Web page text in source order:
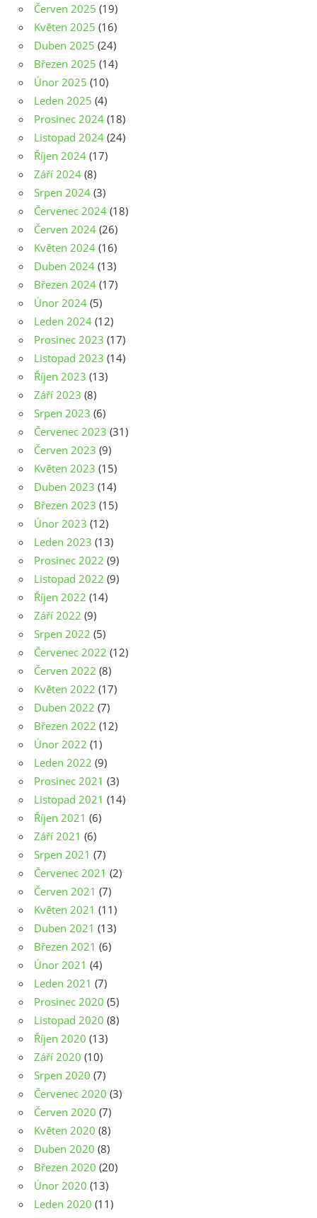
Červen 2025 (19)
Květen 2025 (16)
Duben 2025 (24)
Březen 2025 (14)
Únor 2025 (10)
Leden 2025 (4)
Prosinec 2024 (18)
Listopad 2024 (24)
Říjen 2024 (17)
Září 2024 (8)
Srpen 2024 (3)
Červenec 2024 (18)
Červen 2024 (26)
Květen 2024 (16)
Duben 2024 (13)
Březen 2024 (17)
Únor 2024 (5)
Leden 2024 (12)
Prosinec 2023 (17)
Listopad 2023 (14)
Říjen 2023 (13)
Září 2023 (8)
Srpen 2023 (6)
Červenec 2023 (31)
Červen 2023 (9)
Květen 2023 (15)
Duben 2023 (14)
Březen 2023 (15)
Únor 2023 (12)
Leden 2023 (13)
Prosinec 2022 (9)
Listopad 2022 (9)
Říjen 2022 (14)
Září 2022 (9)
Srpen 2022 (5)
Červenec 2022 (12)
Červen 2022 (8)
Květen 2022 (17)
Duben 2022 (7)
Březen 2022 (12)
Únor 2022 (1)
Leden 2022 (9)
Prosinec 2021 (3)
Listopad 2021 (14)
Říjen 2021 (6)
Září 2021 (6)
Srpen 2021 (7)
Červenec 2021 (2)
Červen 2021 (7)
Květen 2021 (11)
Duben 2021 (13)
Březen 2021 (6)
Únor 2021 (4)
Leden 2021 (7)
Prosinec 2020 (5)
Listopad 2020 (8)
Říjen 2020 (13)
Září 2020 (10)
Srpen 2020 (7)
Červenec 2020 (3)
Červen 2020 (7)
Květen 2020 (8)
Duben 2020 (8)
Březen 2020 (20)
Únor 2020 (13)
Leden 2020 (11)